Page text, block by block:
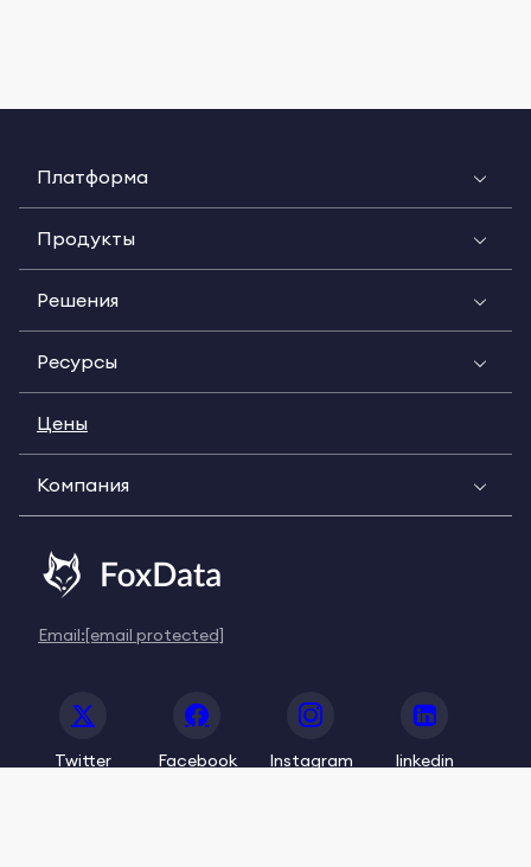
Платформа
Продукты
Решения
Ресурсы
Цены
Компания
Email:[email protected]
Twitter Facebook Instagram linkedin